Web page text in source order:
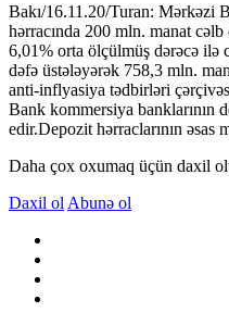
Bakı/16.11.20/Turan: Mərkəzi
hərracında 200 mln. manat
6,01% orta ölçülmüş dərəcə
dəfə üstələyərək 758,3 mln.
anti-inflyasiya tədbirləri
Bank kommersiya banklarının
edir.Depozit hərraclarının əsas
Daha çox oxumaq üçün daxil
Daxil ol Abunə ol